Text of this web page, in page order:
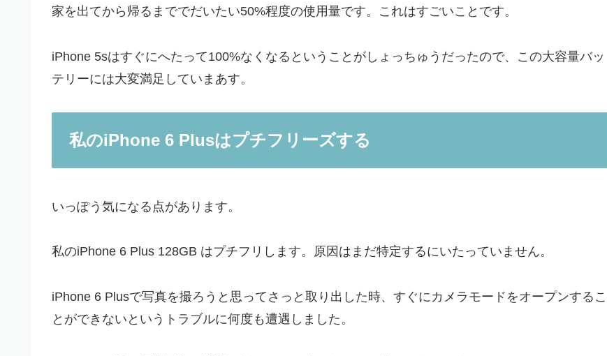
家を出てから帰るまででだいたい50%程度の使用量です。これはすごいことです。
iPhone 5sはすぐにへたって100%なくなるということがしょっちゅうだったので、この大容量バッ
テリーには大変満足していまあす。
私のiPhone 6 Plusはプチフリーズする
いっぽう気になる点があります。
私のiPhone 6 Plus 128GB はプチフリします。原因はまだ特定するにいたっていません。
iPhone 6 Plusで写真を撮ろうと思ってさっと取り出した時、すぐにカメラモードをオープンするこ
とができないというトラブルに何度も遭遇しました。